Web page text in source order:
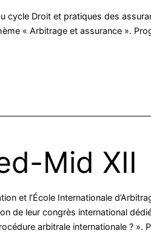
cycle Droit et pratiques des
« Arbitrage et assurance ».
Mid XII
et l’École Internationale
de leur congrès international
arbitrale internationale ? ».